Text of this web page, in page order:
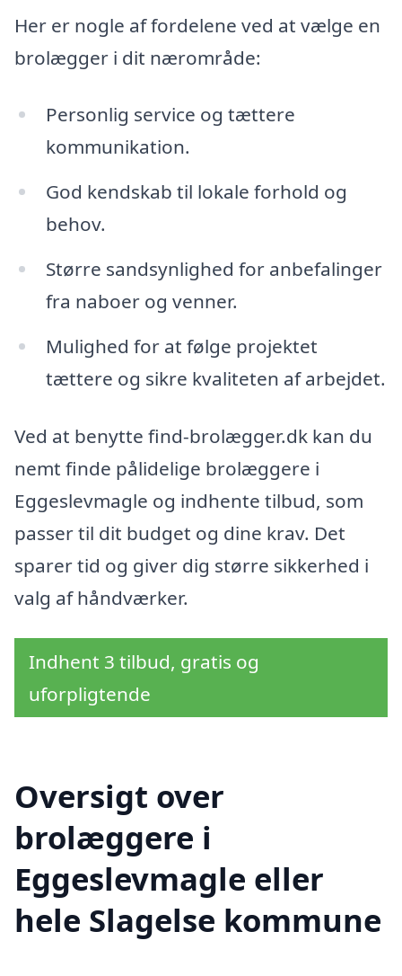
Her er nogle af fordelene ved at vælge en
brolægger i dit nærområde:
Personlig service og tættere
kommunikation.
God kendskab til lokale forhold og
behov.
Større sandsynlighed for anbefalinger
fra naboer og venner.
Mulighed for at følge projektet
tættere og sikre kvaliteten af arbejdet.
Ved at benytte find-brolægger.dk kan du
nemt finde pålidelige brolæggere i
Eggeslevmagle og indhente tilbud, som
passer til dit budget og dine krav. Det
sparer tid og giver dig større sikkerhed i
valg af håndværker.
Indhent 3 tilbud, gratis og
uforpligtende
Oversigt over
brolæggere i
Eggeslevmagle eller
hele Slagelse kommune